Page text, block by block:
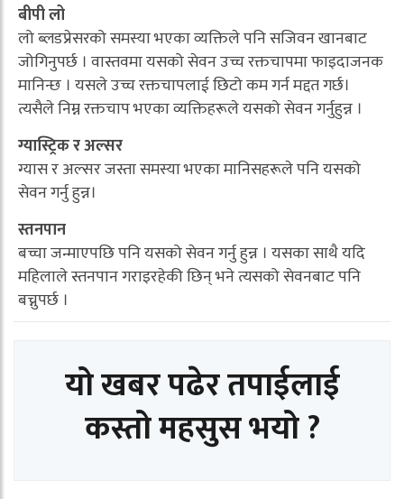
बीपी लो
लो ब्लडप्रेसरको समस्या भएका व्यक्तिले पनि सजिवन खानबाट
जोगिनुपर्छ । वास्तवमा यसको सेवन उच्च रक्तचापमा फाइदाजनक
मानिन्छ । यसले उच्च रक्तचापलाई छिटो कम गर्न मद्दत गर्छ।
त्यसैले निम्न रक्तचाप भएका व्यक्तिहरूले यसको सेवन गर्नुहुन्न ।
ग्यास्ट्रिक र अल्सर
ग्यास र अल्सर जस्ता समस्या भएका मानिसहरूले पनि यसको
सेवन गर्नु हुन्न।
स्तनपान
बच्चा जन्माएपछि पनि यसको सेवन गर्नु हुन्न । यसका साथै यदि
महिलाले स्तनपान गराइरहेकी छिन् भने त्यसको सेवनबाट पनि
बच्नुपर्छ ।
यो खबर पढेर तपाईलाई
कस्तो महसुस भयो ?